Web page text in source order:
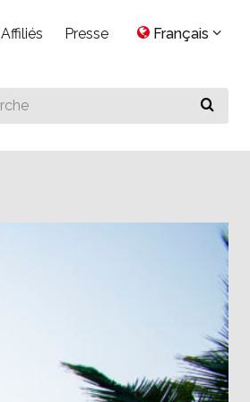
Affiliés Presse Français